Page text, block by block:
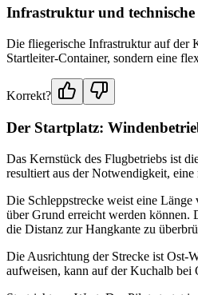
Infrastruktur und technische
Die fliegerische Infrastruktur auf der
Startleiter-Container, sondern eine
Korrekt?
Der Startplatz:
Das Kernstück des Flugbetriebs ist
resultiert aus der Notwendigkeit,
Die Schleppstrecke weist eine
über Grund erreicht werden können.
die Distanz zur Hangkante zu
Die Ausrichtung der Strecke ist Ost-
aufweisen, kann auf der Kuchalb bei